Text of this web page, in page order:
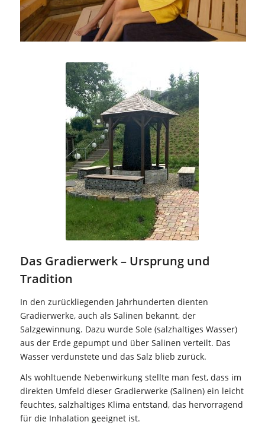
Das Gradierwerk – Ursprung und
Tradition
In den zurückliegenden Jahrhunderten dienten
Gradierwerke, auch als Salinen bekannt, der
Salzgewinnung. Dazu wurde Sole (salzhaltiges Wasser)
aus der Erde gepumpt und über Salinen verteilt. Das
Wasser verdunstete und das Salz blieb zurück.
Als wohltuende Nebenwirkung stellte man fest, dass im
direkten Umfeld dieser Gradierwerke (Salinen) ein leicht
feuchtes, salzhaltiges Klima entstand, das hervorragend
für die Inhalation geeignet ist.